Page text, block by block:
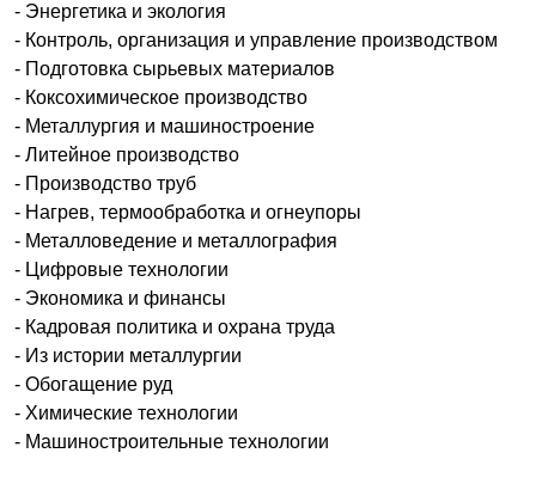
- Энергетика и экология
- Контроль, организация и управление производством
- Подготовка сырьевых материалов
- Коксохимическое производство
- Металлургия и машиностроение
- Литейное производство
- Производство труб
- Нагрев, термообработка и огнеупоры
- Металловедение и металлография
- Цифровые технологии
- Экономика и финансы
- Кадровая политика и охрана труда
- Из истории металлургии
- Обогащение руд
- Химические технологии
- Машиностроительные технологии